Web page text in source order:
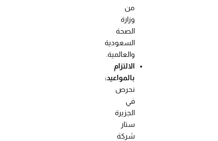
من
وزارة
الصحة
السعودية
والعالمية.
الالتزام
بالمواعيد:
نحرص
في
الجزيرة
ستار
شركة